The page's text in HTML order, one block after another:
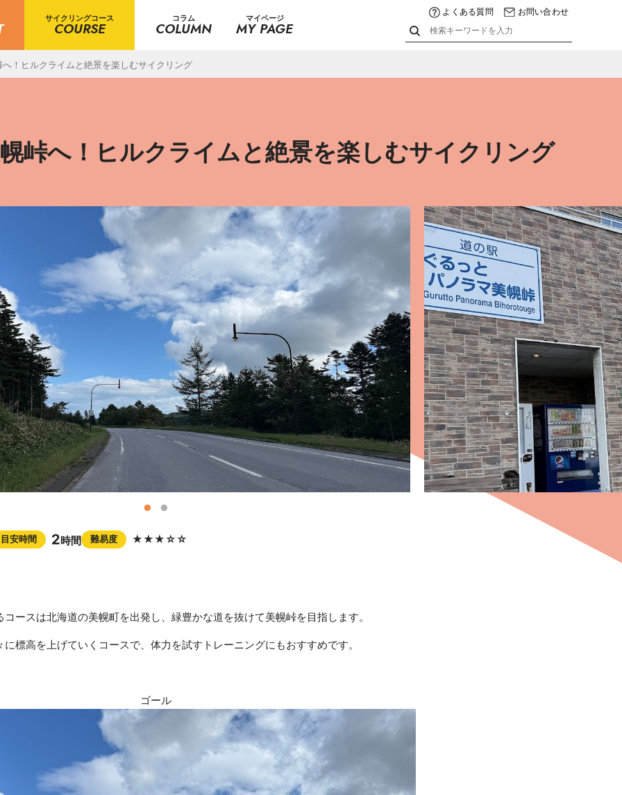
サイクリングコース
COURSE
コラム
COLUMN
マイページ
MY PAGE
よくある質問 お問い合わせ
！ヒルクライムと絶景を楽しむサイクリング
峠へ！ヒルクライムと絶景を楽しむサイクリング
目安時間 2時間 難易度 ★★★☆☆
コースは北海道の美幌町を出発し、緑豊かな道を抜けて美幌峠を目指します。
に標高を上げていくコースで、体力を試すトレーニングにもおすすめです。
ゴール